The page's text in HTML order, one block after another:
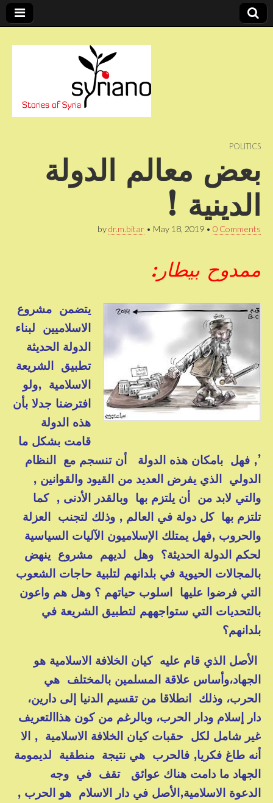
syriano POLITICS
بعض معالم الدولة
الدينية !
bydr.m.bitar • May 18, 2019 • 0 Comments
ممدوح بيطار:
يتضمن مشروع
الاسلاميين لبناء
الدولة الحديثة
تطبيق الشريعة
الاسلامية ,ولو
افترضنا جدلا بأن
هذه الدولة
قامت بشكل ما
’, فهل بامكان هذه الدولة أن تنسجم مع النظام
الدولي الذي يفرض العديد من القيود والقوانين ,
والتي لابد من أن يلتزم بها وبالقدر الأدنى , كما
تلتزم بها كل دولة في العالم , وذلك لتجنب العزلة
والحروب ,فهل يمتلك الإسلاميون الآليات السياسية
لحكم الدولة الحديثة؟ وهل لديهم مشروع ينهض
بالمجالات الحيوية في بلدانهم لتلبية حاجات الشعوب
التي فرضوا عليها اسلوب حياتهم ؟ وهل هم واعون
بالتحديات التي ستواجههم لتطبيق الشريعة في
بلدانهم؟
الأصل الذي قام عليه كيان الخلافة الاسلامية هو
الجهاد،وأساس علاقة المسلمين بالمختلف هي
الحرب، وذلك انطلاقا من تقسيم الدنيا إلى دارين،
دار إسلام ودار الحرب، وبالرغم من كون هذاالتعريف
غير شامل لكل حقبات كيان الخلافة الاسلامية , الا
أنه طاغ فكريا, فالحرب هي نتيجة منطقية لديمومة
الجهاد ما دامت هناك عوائق تقف في وجه
الدعوة الاسلامية,الأصل في دار الاسلام هو الحرب ,